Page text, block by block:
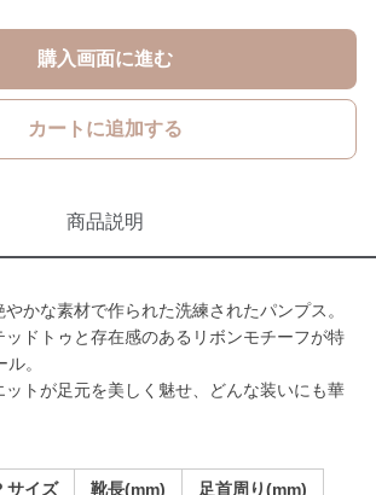
購入画面に進む
カートに追加する
商品説明
やかな素材で作られた洗練されたパンプス。
ッドトゥと存在感のあるリボンモチーフが特
。
ットが足元を美しく魅せ、どんな装いにも華
サイズ 靴長(mm) 足首周り(mm)